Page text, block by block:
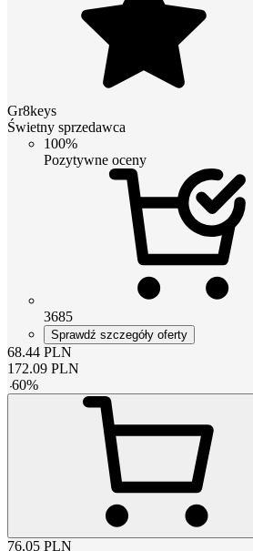
Gr8keys
Świetny sprzedawca
100%
Pozytywne oceny
3685
Sprawdź szczegóły oferty
68.44 PLN
172.09 PLN
-60%
76.05 PLN